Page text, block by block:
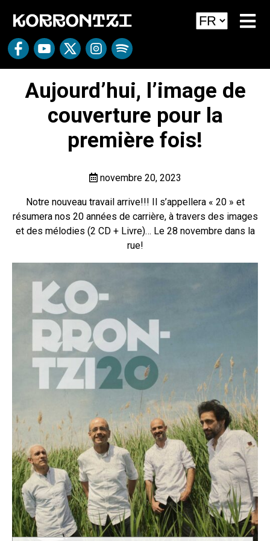
Aujourd’hui, l’image de
couverture pour la
première fois!
novembre 20, 2023
Notre nouveau travail arrive!!! Il s’appellera « 20 » et
résumera nos 20 années de carrière, à travers des images
et des mélodies (2 CD + Livre)… Le 28 novembre dans la
rue!